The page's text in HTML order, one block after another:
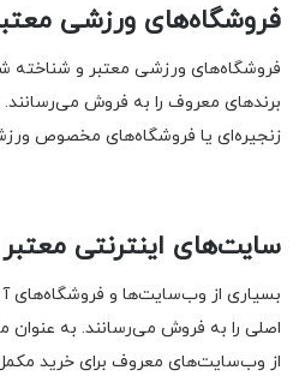
فروشگاه‌های ورزشی
فروشگاه‌های ورزشی معتبر و شناخته
برندهای معروف را به فروش
زنجیره‌ای یا فروشگاه‌های مخصوص
سایت‌های اینترنتی معتبر
بسیاری از وب‌سایت‌ها و فروشگاه‌های
اصلی را به فروش می‌رسانند. به عنوان
از وب‌سایت‌های معروف برای خرید